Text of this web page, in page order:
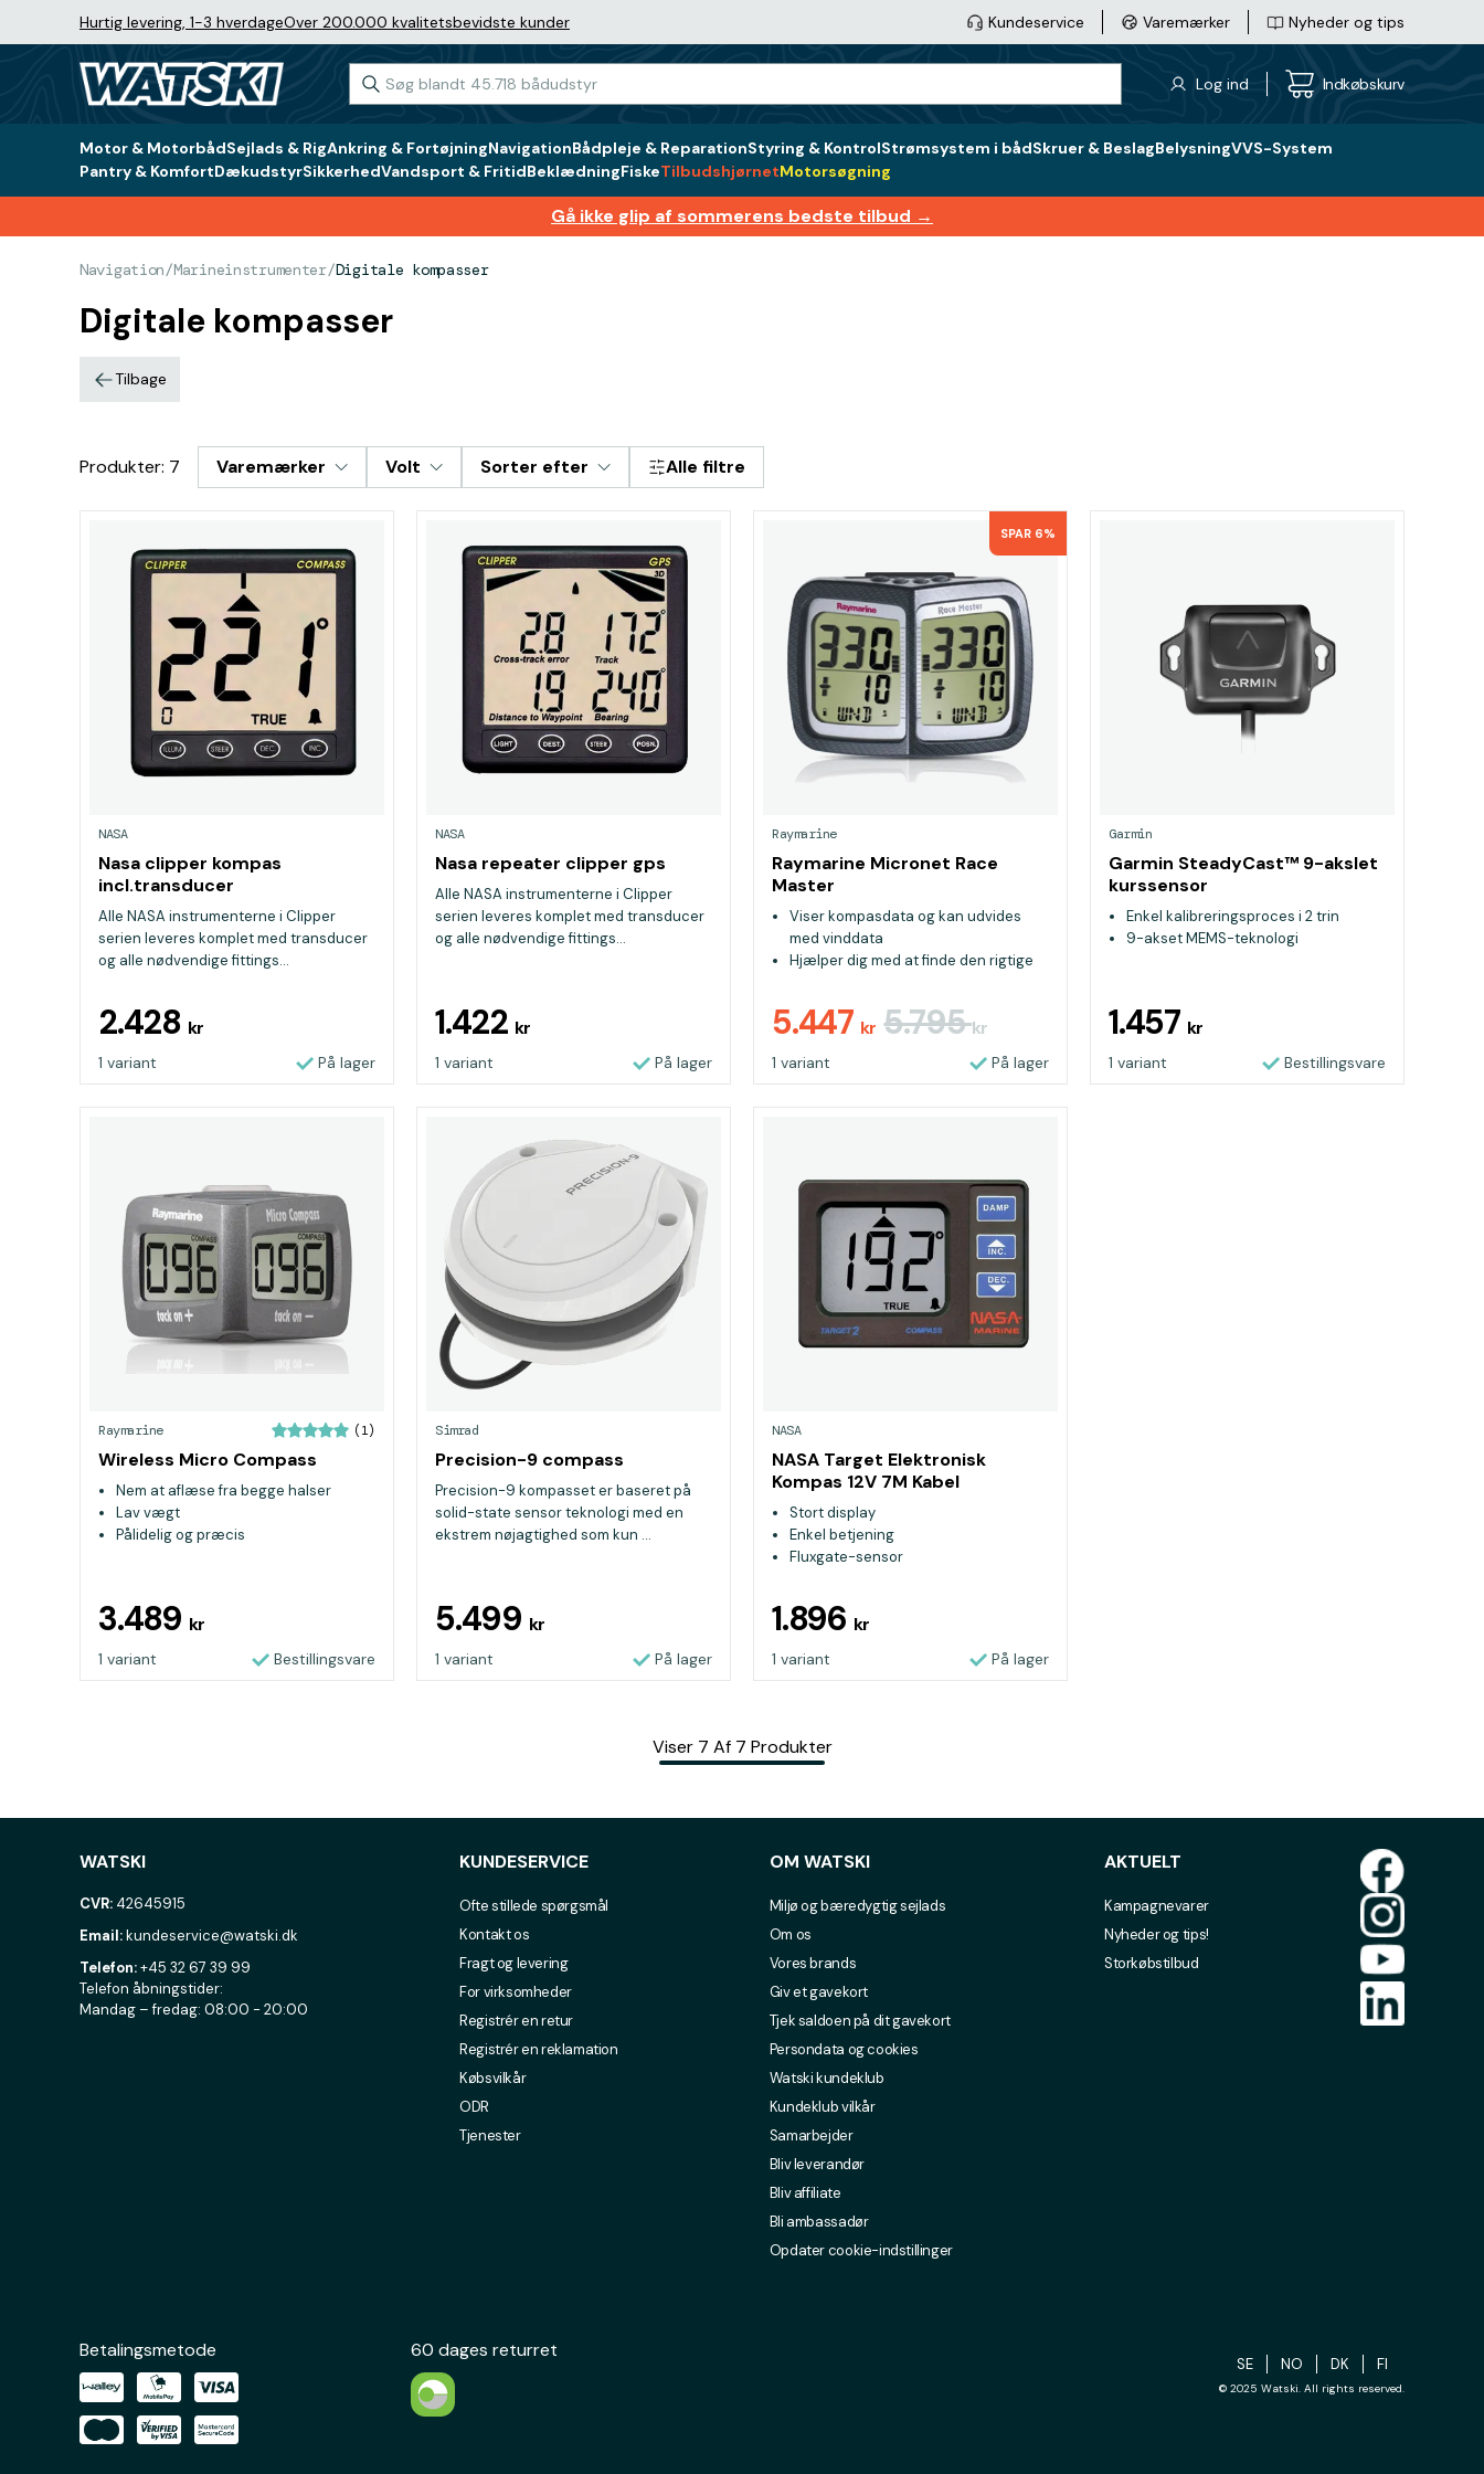
Hurtig levering, 1-3 hverdageOver 200.000 kvalitetsbevidste kunder Kundeservice Varemærker Nyheder og tips
Log ind Indkøbskurv
Motor & MotorbådSejlads & RigAnkring & FortøjningNavigationBådpleje & ReparationStyring & KontrolStrømsystem i bådSkruer & BeslagBelysningVVS-System
Pantry & KomfortDækudstyrSikkerhedVandsport & FritidBeklædningFiskeTilbudshjørnetMotorsøgning
Gå ikke glip af sommerens bedste tilbud →
Navigation/Marineinstrumenter/Digitale kompasser
Digitale kompasser
Tilbage
Produkter: 7 Varemærker Volt Sorter efter Alle filtre
NASA
Nasa clipper kompas
incl.transducer
Alle NASA instrumenterne i Clipper
serien leveres komplet med transducer
og alle nødvendige fittings...
2.428 kr
1 variant På lager
NASA
Nasa repeater clipper gps
Alle NASA instrumenterne i Clipper
serien leveres komplet med transducer
og alle nødvendige fittings...
1.422 kr
1 variant På lager
SPAR 6%
Raymarine
Raymarine Micronet Race
Master
Viser kompasdata og kan udvides
med vinddata
Hjælper dig med at finde den rigtige
To skærme
5.447 kr 5.795kr
1 variant På lager
Garmin
Garmin SteadyCast™ 9-akslet
kurssensor
Enkel kalibreringsproces i 2 trin
9-akset MEMS-teknologi
1.457 kr
1 variant Bestillingsvare
Raymarine (1)
Wireless Micro Compass
Nem at aflæse fra begge halser
Lav vægt
Pålidelig og præcis
3.489 kr
1 variant Bestillingsvare
Simrad
Precision-9 compass
Precision-9 kompasset er baseret på
solid-state sensor teknologi med en
ekstrem nøjagtighed som kun ...
5.499 kr
1 variant På lager
NASA
NASA Target Elektronisk
Kompas 12V 7M Kabel
Stort display
Enkel betjening
Fluxgate-sensor
1.896 kr
1 variant På lager
Viser 7 Af 7 Produkter
WATSKI
CVR: 42645915
Email:kundeservice@watski.dk
Telefon:+45 32 67 39 99
Telefon åbningstider:
Mandag – fredag: 08:00 - 20:00
KUNDESERVICE
Ofte stillede spørgsmål
Kontakt os
Fragt og levering
For virksomheder
Registrér en retur
Registrér en reklamation
Købsvilkår
ODR
Tjenester
OM WATSKI
Miljø og bæredygtig sejlads
Om os
Vores brands
Giv et gavekort
Tjek saldoen på dit gavekort
Persondata og cookies
Watski kundeklub
Kundeklub vilkår
Samarbejder
Bliv leverandør
Bliv affiliate
Bli ambassadør
Opdater cookie-indstillinger
AKTUELT
Kampagnevarer
Nyheder og tips!
Storkøbstilbud
Betalingsmetode 60 dages returret
SE NO DK FI
© 2025 Watski. All rights reserved.